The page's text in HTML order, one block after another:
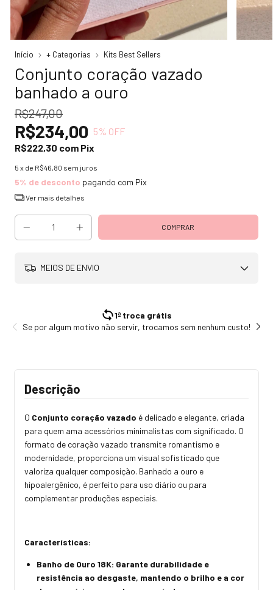
Início + Categorias Kits Best Sellers
Conjunto coração vazado
banhado a ouro
R$247,00
R$234,00 5% OFF
R$222,30 com Pix
5 x de R$46,80 sem juros
5% de desconto pagando com Pix
Ver mais detalhes
MEIOS DE ENVIO
1ª troca grátis
Se por algum motivo não servir, trocamos sem nenhum custo!
Descrição
O Conjunto coração vazado é delicado e elegante, criada
para quem ama acessórios minimalistas com significado. O
formato de coração vazado transmite romantismo e
modernidade, proporciona um visual sofisticado que
valoriza qualquer composição. Banhado a ouro e
hipoalergênico, é perfeito para uso diário ou para
complementar produções especiais.
Características:
Banho de Ouro 18K: Garante durabilidade e
resistência ao desgaste, mantendo o brilho e a cor